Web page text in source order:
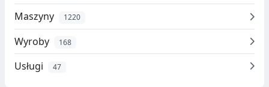
Maszyny 1220
Wyroby 168
Usługi 47